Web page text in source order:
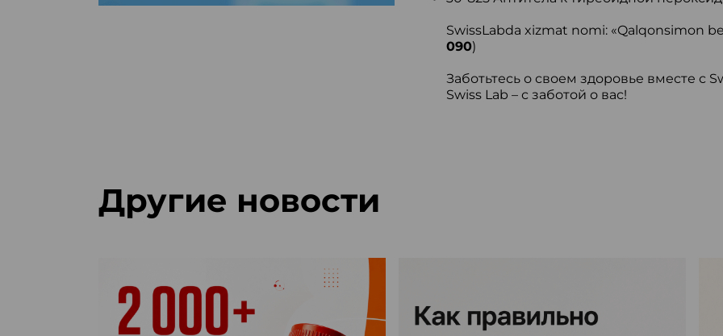
SwissLabda xizmat nomi: «Qalqonsimon
090)
Заботьтесь о своем здоровье вместе с
Swiss Lab – с заботой о вас!
Другие новости